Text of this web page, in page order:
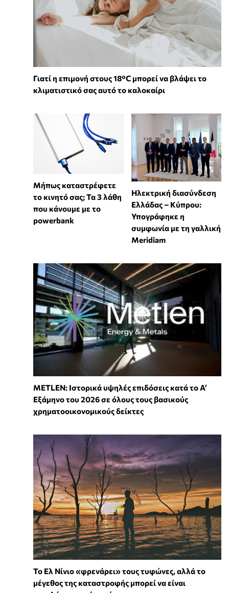
Γιατί η επιμονή στους 18°C μπορεί να βλάψει το
κλιματιστικό σας αυτό το καλοκαίρι
Μήπως καταστρέφετε
το κινητό σας; Τα 3 λάθη
που κάνουμε με το
powerbank
Ηλεκτρική διασύνδεση
Ελλάδας – Κύπρου:
Υπογράφηκε η
συμφωνία με τη γαλλική
Meridiam
METLEN: Ιστορικά υψηλές επιδόσεις κατά το Α’
Εξάμηνο του 2026 σε όλους τους βασικούς
χρηματοοικονομικούς δείκτες
Το Ελ Νίνιο «φρενάρει» τους τυφώνες, αλλά το
μέγεθος της καταστροφής μπορεί να είναι